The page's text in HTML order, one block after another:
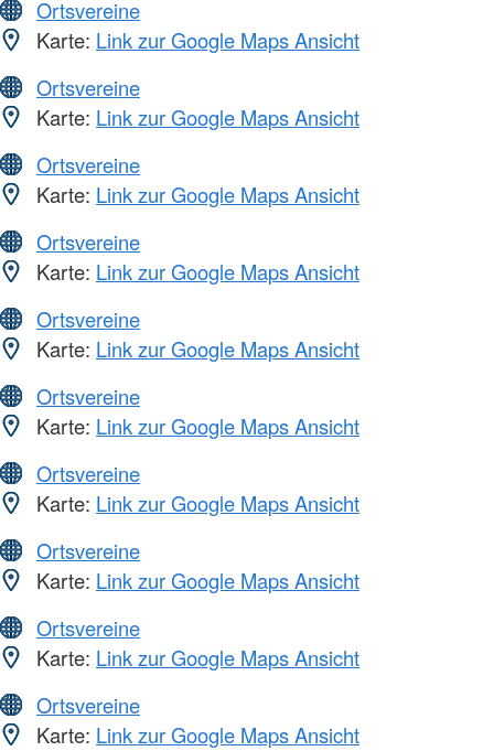
Ortsvereine
Karte: Link zur Google Maps Ansicht
Ortsvereine
Karte: Link zur Google Maps Ansicht
Ortsvereine
Karte: Link zur Google Maps Ansicht
Ortsvereine
Karte: Link zur Google Maps Ansicht
Ortsvereine
Karte: Link zur Google Maps Ansicht
Ortsvereine
Karte: Link zur Google Maps Ansicht
Ortsvereine
Karte: Link zur Google Maps Ansicht
Ortsvereine
Karte: Link zur Google Maps Ansicht
Ortsvereine
Karte: Link zur Google Maps Ansicht
Ortsvereine
Karte: Link zur Google Maps Ansicht